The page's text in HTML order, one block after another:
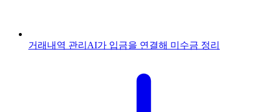
거래내역 관리 AI가 입금을 연결해 미수금 정리